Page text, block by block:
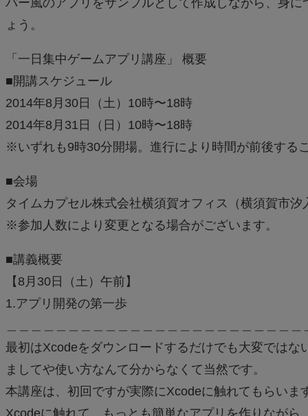
ょう。
「一日集中ゲームアプリ講座」 概要
■開講スケジュール
2014年8月30日（土）10時〜18時
2014年8月31日（日）10時〜18時
※いずれも9時30分開場。進行により時間が前後する
■会場
タイムカプセル株式会社横須賀オフィス（横須賀市汐
※参加人数により変更となる場合がございます。
■講義概要
【8月30日（土）午前】
1.アプリ開発の第一歩
最初はXcodeをダウンロードするだけでも大変ではな
ましてや使い方なんて分からなくて当然です。
本講座は、初回ですが実際にXcodeに触れてもらいま
Xcodeに触れて、もっとも簡単なアプリを作りながら